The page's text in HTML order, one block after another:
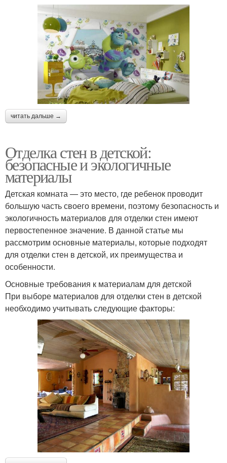
читать дальше →
Отделка стен в детской:
безопасные и экологичные
материалы
Детская комната — это место, где ребенок проводит
большую часть своего времени, поэтому безопасность и
экологичность материалов для отделки стен имеют
первостепенное значение. В данной статье мы
рассмотрим основные материалы, которые подходят
для отделки стен в детской, их преимущества и
особенности.
Основные требования к материалам для детской
При выборе материалов для отделки стен в детской
необходимо учитывать следующие факторы: